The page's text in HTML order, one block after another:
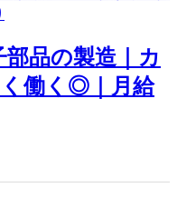
部品の製造｜カ
働く◎｜月給